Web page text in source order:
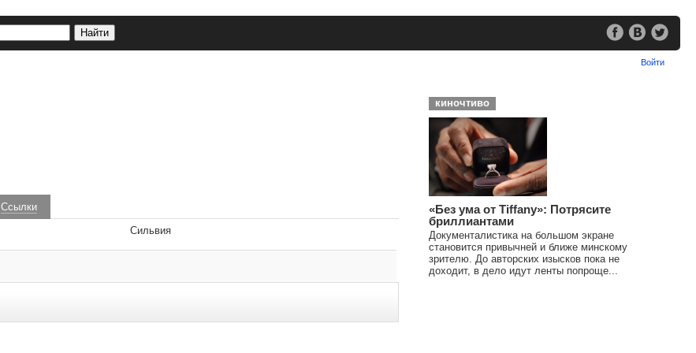
Войти
Ссылки
Сильвия
киночтиво
«Без ума от Tiffany»: Потрясите
бриллиантами
Документалистика на большом экране
становится привычней и ближе минскому
зрителю. До авторских изысков пока не
доходит, в дело идут ленты попроще...